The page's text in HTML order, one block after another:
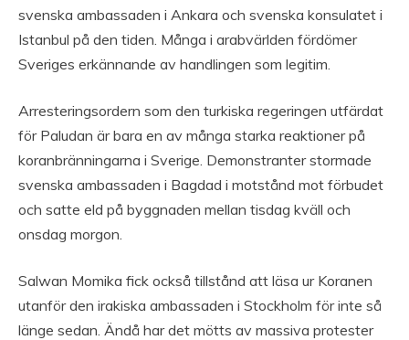
svenska ambassaden i Ankara och svenska konsulatet i
Istanbul på den tiden. Många i arabvärlden fördömer
Sveriges erkännande av handlingen som legitim.
Arresteringsordern som den turkiska regeringen utfärdat
för Paludan är bara en av många starka reaktioner på
koranbränningarna i Sverige. Demonstranter stormade
svenska ambassaden i Bagdad i motstånd mot förbudet
och satte eld på byggnaden mellan tisdag kväll och
onsdag morgon.
Salwan Momika fick också tillstånd att läsa ur Koranen
utanför den irakiska ambassaden i Stockholm för inte så
länge sedan. Ändå har det mötts av massiva protester